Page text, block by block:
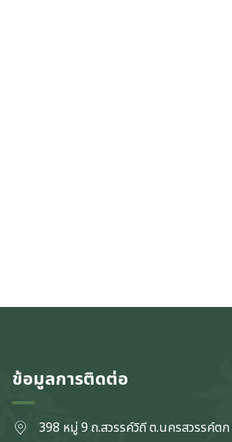
ข้อมูลการติดต่อ
398 หมู่ 9 ถ.สวรรค์วิถี ต.นครสวรรค์ตก